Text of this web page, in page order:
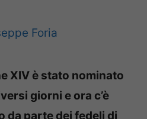
Foria
XIV è stato nominato
giorni e ora c’è
da parte dei fedeli di